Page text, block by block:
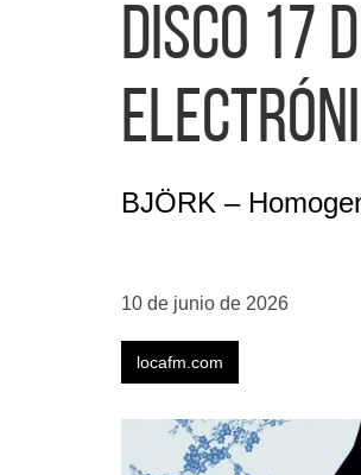
Disco 17
BJÖRK –
10 de junio de 2026
locafm.com